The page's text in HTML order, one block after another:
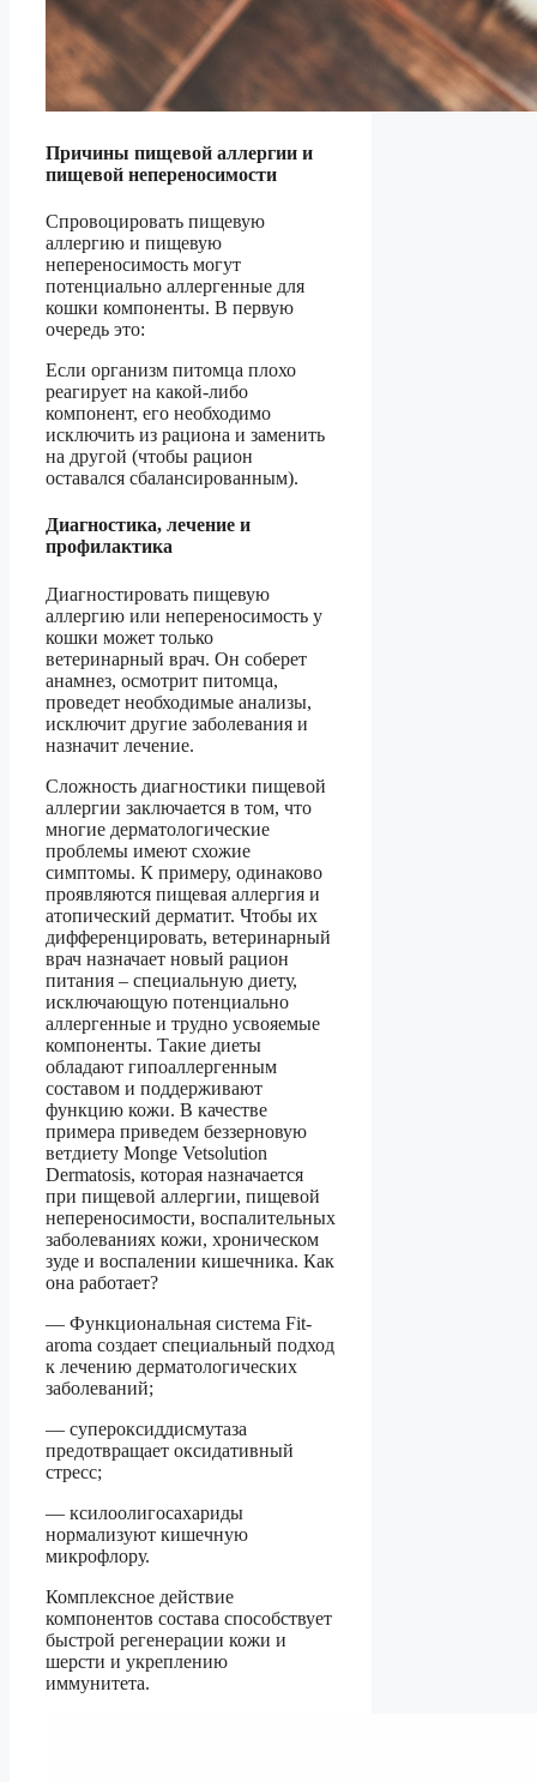
Причины пищевой аллергии и
пищевой непереносимости
Спровоцировать пищевую
аллергию и пищевую
непереносимость могут
потенциально аллергенные для
кошки компоненты. В первую
очередь это:
Если организм питомца плохо
реагирует на какой-либо
компонент, его необходимо
исключить из рациона и заменить
на другой (чтобы рацион
оставался сбалансированным).
Диагностика, лечение и
профилактика
Диагностировать пищевую
аллергию или непереносимость у
кошки может только
ветеринарный врач. Он соберет
анамнез, осмотрит питомца,
проведет необходимые анализы,
исключит другие заболевания и
назначит лечение.
Сложность диагностики пищевой
аллергии заключается в том, что
многие дерматологические
проблемы имеют схожие
симптомы. К примеру, одинаково
проявляются пищевая аллергия и
атопический дерматит. Чтобы их
дифференцировать, ветеринарный
врач назначает новый рацион
питания – специальную диету,
исключающую потенциально
аллергенные и трудно усвояемые
компоненты. Такие диеты
обладают гипоаллергенным
составом и поддерживают
функцию кожи. В качестве
примера приведем беззерновую
ветдиету Monge Vetsolution
Dermatosis, которая назначается
при пищевой аллергии, пищевой
непереносимости, воспалительных
заболеваниях кожи, хроническом
зуде и воспалении кишечника. Как
она работает?
— Функциональная система Fit-
aroma создает специальный подход
к лечению дерматологических
заболеваний;
— супероксиддисмутаза
предотвращает оксидативный
стресс;
— ксилоолигосахариды
нормализуют кишечную
микрофлору.
Комплексное действие
компонентов состава способствует
быстрой регенерации кожи и
шерсти и укреплению
иммунитета.